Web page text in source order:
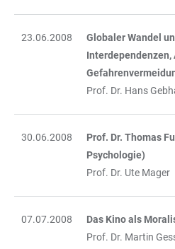
23.06.2008
Globaler Wandel
Interdependenzen,
Prof. Dr. Hans
30.06.2008
Prof. Dr. Thomas
Psychologie)
Prof. Dr. Ute Mager
07.07.2008
Das Kino als
Prof. Dr. Martin